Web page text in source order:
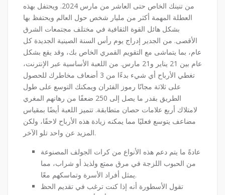
من تنينك الخاص حتى العاشر من مارس 2024. ويحتفل بهذه
العطلة المهمة أكثر من مليار شخص حول العالم ويحتفظ بها
بشكل هائل القوة الثقافية في مختلف مجتمعات الشرق
الأقصى. من الجدير إدراج يوم رأس السنة الصينية الجديدة كل
عام، بما يتماشى مع التقويم القمري الخاص بك، وقد يقع بشكل
عام بين 21 يناير و21 مارس. من اللعبة الأساسية عبر الإنترنت،
تغطي الأرباح أي شيء بدءًا من 3 أضعاف مخاطرك للحصول
على ثلاثة مجانًا رموز الفئران ويمكنك التوسع على طول
الطريق بقدر ما يصل إلى 250 ضعفًا من رهانهم المغري
لامتلاك أربع علامات حصان متطابقة. تتميز اللعبة أيضًا بمقياس
مضاعف يتوسع فعليًا مما يمكنه زيادة هذه الأرباح لاحقًا، ولكن
المزيد عن واحد تلو الآخر.
عادةً ما يتم دعم هذه الأنواع من كرات الجولف المصنوعة
من الحبوب اللزجة في مرق ممتع ولذيذ أو شراب، مما
يمثل أفراد الأسرة وتماسكهم معًا.
تقول الأسطورة أنه إذا كنت ترغب في تقديم الحظ